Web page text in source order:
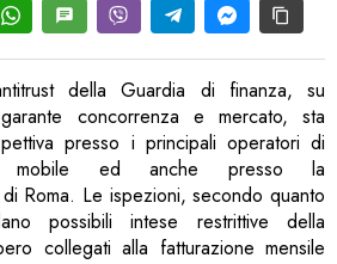
della Guardia di finanza, su
garante concorrenza e mercato, sta
presso i principali operatori di
ed anche presso la
Roma. Le ispezioni, secondo quanto
possibili intese restrittive della
collegati alla fatturazione mensile